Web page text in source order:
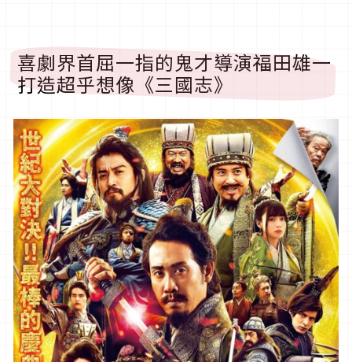
喜劇界首屈一指的鬼才導演福田雄一
打造超乎想像《三國志》